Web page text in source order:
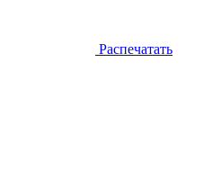
Распечатать